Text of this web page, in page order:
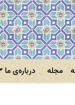
مجله درباره‌ی ما